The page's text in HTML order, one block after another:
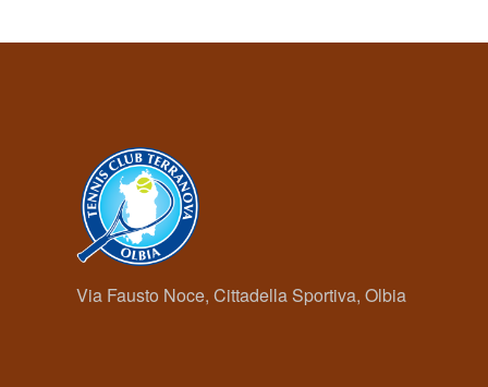
Via Fausto Noce, Cittadella Sportiva, Olbia